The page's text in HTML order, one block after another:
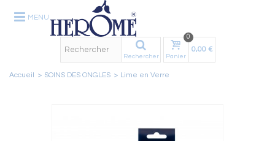
MENU
Rechercher Panier
0
0,00 €
Accueil > SOINS DES ONGLES > Lime en Verre